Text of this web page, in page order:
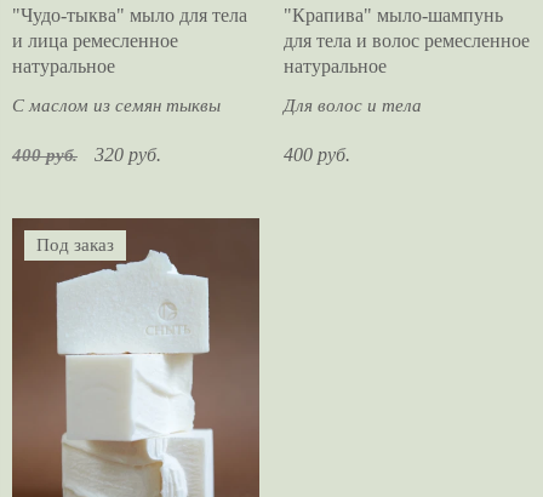
"Чудо-тыква" мыло для тела
и лица ремесленное
натуральное
С маслом из семян тыквы
400 руб. 320 руб.
"Крапива" мыло-шампунь
для тела и волос ремесленное
натуральное
Для волос и тела
400 руб.
Под заказ